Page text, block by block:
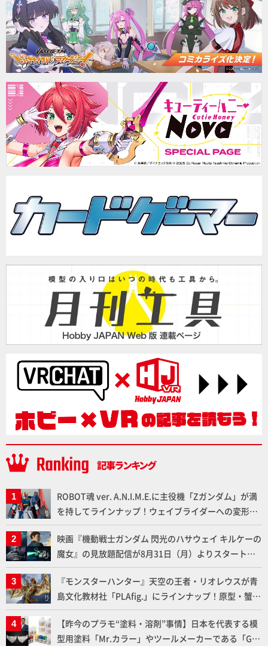
ROBOT魂 ver. A.N.I.M.E.に主役機「Zガンダム」が満
を持してラインナップ！ウェイブライダーへの変形、
劇中どおりのプロポーションを再現【機動戦士Zガン
ダム】
映画『機動戦士ガンダム 閃光のハサウェイ キルケーの
魔女』の見放題配信が8月31日（月）よりスタート！
Prime Videoで国内独占配信
『モンスターハンター』天空の王者・リオレウスが青
島文化教材社「PLAfig.」にラインナップ！原型・蟹蟲
修造氏の彩色作例で超ハイディテールかつ躍動感に満
ちた造形をチェック
【昨今のプラモ“塗料・溶剤”事情】日本を代表する模
型用塗料「Mr.カラー」やツールメーカーである「GSI